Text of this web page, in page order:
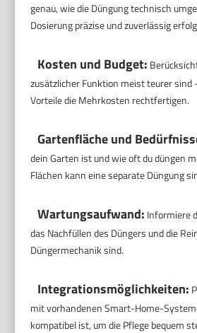
genau, wie die Düngung technisch
Dosierung präzise und zuverlässig
Kosten und Budget:
zusätzlicher Funktion meist teurer sind
Vorteile die Mehrkosten rechtfertigen.
Gartenfläche und
dein Garten ist und wie oft du düngen
Flächen kann eine separate Düngung
Wartungsaufwand: Informiere
das Nachfüllen des Düngers und die
Düngermechanik sind.
Integrationsmöglichkeiten:
mit vorhandenen Smart-Home-
kompatibel ist, um die Pflege bequem